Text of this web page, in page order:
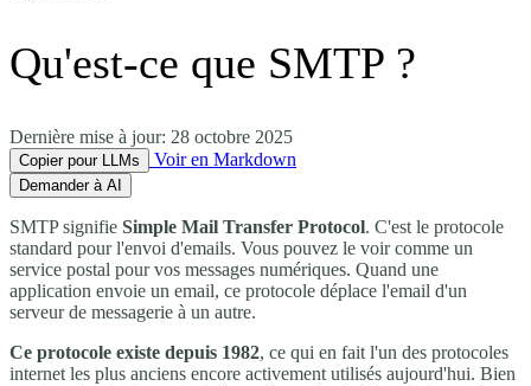
Qu'est-ce que SMTP ?
Dernière mise à jour: 28 octobre 2025
Copier pour LLMs Voir en Markdown
Demander à AI
SMTP signifie Simple Mail Transfer Protocol. C'est le protocole
standard pour l'envoi d'emails. Vous pouvez le voir comme un
service postal pour vos messages numériques. Quand une
application envoie un email, ce protocole déplace l'email d'un
serveur de messagerie à un autre.
Ce protocole existe depuis 1982, ce qui en fait l'un des protocoles
internet les plus anciens encore activement utilisés aujourd'hui. Bien